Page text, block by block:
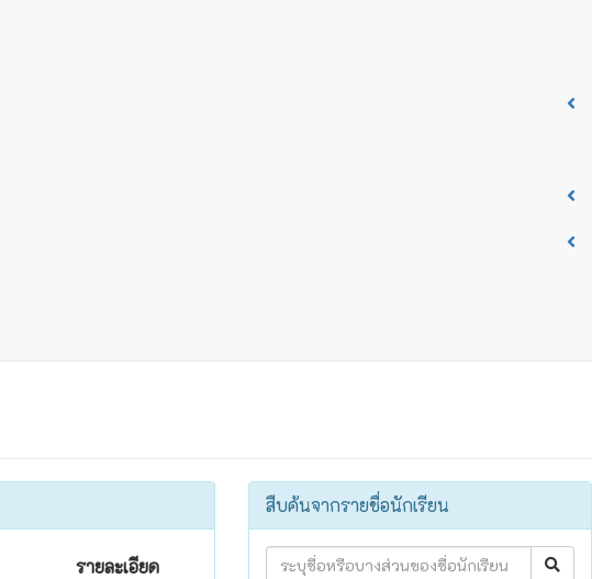
รายละเอียด
สืบค้นจากรายชื่อนักเรียน